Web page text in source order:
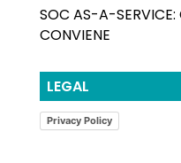
SOC AS-A-SERVICE:
CONVIENE
LEGAL
Privacy Policy